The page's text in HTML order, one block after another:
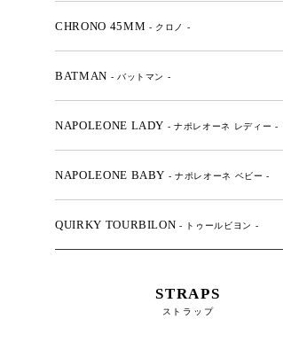
CHRONO 45MM - クロノ -
BATMAN - バットマン -
NAPOLEONE LADY - ナポレオーネ レディー -
NAPOLEONE BABY - ナポレオーネ ベビー -
QUIRKY TOURBILON- トゥールビヨン -
STRAPS
ストラップ